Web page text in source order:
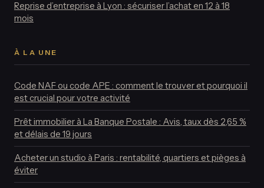
Reprise d’entreprise à Lyon : sécuriser l’achat en 12 à 18
mois
À LA UNE
Code NAF ou code APE : comment le trouver et pourquoi il
est crucial pour votre activité
Prêt immobilier à La Banque Postale : Avis, taux dès 2,65 %
et délais de 19 jours
Acheter un studio à Paris : rentabilité, quartiers et pièges à
éviter